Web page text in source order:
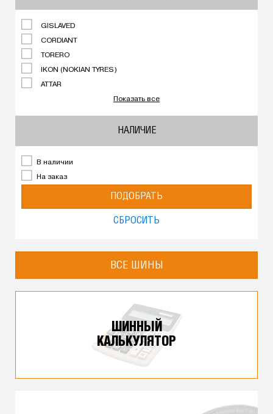
GISLAVED
CORDIANT
TORERO
IKON (NOKIAN TYRES)
ATTAR
Показать все
НАЛИЧИЕ
В наличии
На заказ
ПОДОБРАТЬ
СБРОСИТЬ
ВСЕ ШИНЫ
ШИННЫЙ
КАЛЬКУЛЯТОР